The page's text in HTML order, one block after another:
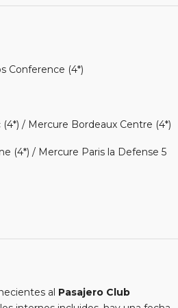
Conference (4*)
/ Mercure Bordeaux Centre (4*)
(4*) / Mercure Paris la Defense 5
al Pasajero Club